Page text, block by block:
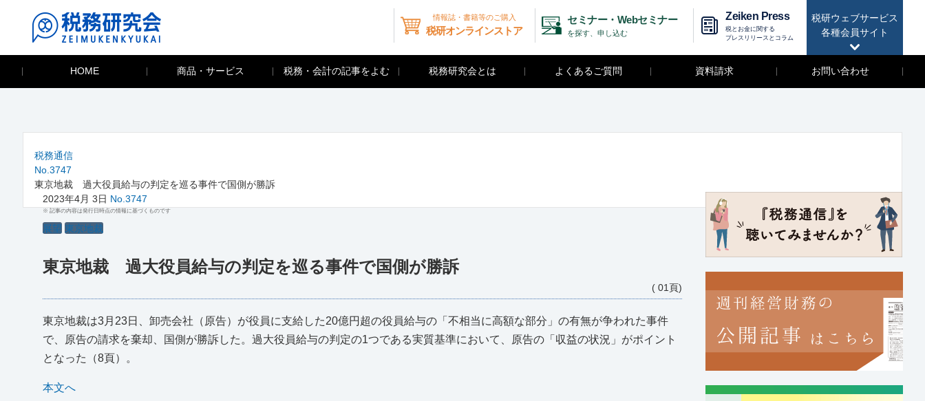
税研ウェブサービス
各種会員サイト
情報誌・書籍等のご購入
税研オンラインストア
セミナー・Webセミナー
を探す、申し込む
Zeiken Press
税とお金に関する
プレスリリースとコラム
HOME 商品・サービス 税務・会計の記事をよむ 税務研究会とは よくあるご質問 資料請求 お問い合わせ
税務通信
No.3747
東京地裁 過大役員給与の判定を巡る事件で国側が勝訴
2023年4月 3日 No.3747
※ 記事の内容は発行日時点の情報に基づくものです
展望 東京地裁
東京地裁 過大役員給与の判定を巡る事件で国側が勝訴
( 01頁)
東京地裁は3月23日、卸売会社（原告）が役員に支給した20億円超の役員給与の「不相当に高額な部分」の有無が争われた事件
で、原告の請求を棄却、国側が勝訴した。過大役員給与の判定の1つである実質基準において、原告の「収益の状況」がポイント
となった（8頁）。
本文へ